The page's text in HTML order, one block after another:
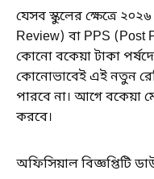
যেসব স্কুলের ক্ষেত্রে
Review) বা PPS (Post
কোনো বকেয়া টাকা
কোনোভাবেই এই নতুন
পারবে না। আগে বকেয়া
করবে।
অফিসিয়াল বিজ্ঞপ্তিটি